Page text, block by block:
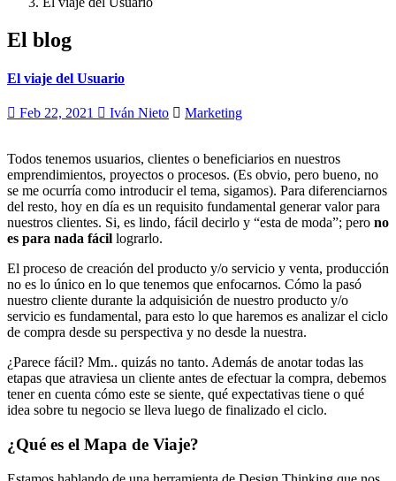
El blog
El viaje del Usuario
Feb 22, 2021 Iván Nieto Marketing
Todos tenemos usuarios, clientes o beneficiarios en nuestros
emprendimientos, proyectos o procesos. (Es obvio, pero bueno, no
se me ocurría como introducir el tema, sigamos). Para diferenciarnos
del resto, hoy en día es un requisito fundamental generar valor para
nuestros clientes. Si, es lindo, fácil decirlo y “esta de moda”; pero no
es para nada fácil lograrlo.
El proceso de creación del producto y/o servicio y venta, producción
no es lo único en lo que tenemos que enfocarnos. Cómo la pasó
nuestro cliente durante la adquisición de nuestro producto y/o
servicio es fundamental, para esto lo que haremos es analizar el ciclo
de compra desde su perspectiva y no desde la nuestra.
¿Parece fácil? Mm.. quizás no tanto. Además de anotar todas las
etapas que atraviesa un cliente antes de efectuar la compra, debemos
tener en cuenta cómo este se siente, qué expectativas tiene o qué
idea sobre tu negocio se lleva luego de finalizado el ciclo.
¿Qué es el Mapa de Viaje?